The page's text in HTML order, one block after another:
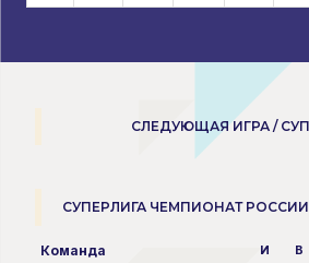
СЛЕДУЮЩАЯ ИГРА /
СУПЕРЛИГА ЧЕМПИОНАТ
Команда И В